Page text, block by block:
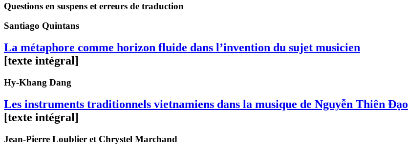
Questions en suspens et erreurs de traduction
Santiago Quintans
La métaphore comme horizon fluide dans l’invention du sujet musicien
[texte intégral]
Hy-Khang Dang
Les instruments traditionnels vietnamiens dans la musique de Nguyễn Thiên Đạo
[texte intégral]
Jean-Pierre Loublier et Chrystel Marchand